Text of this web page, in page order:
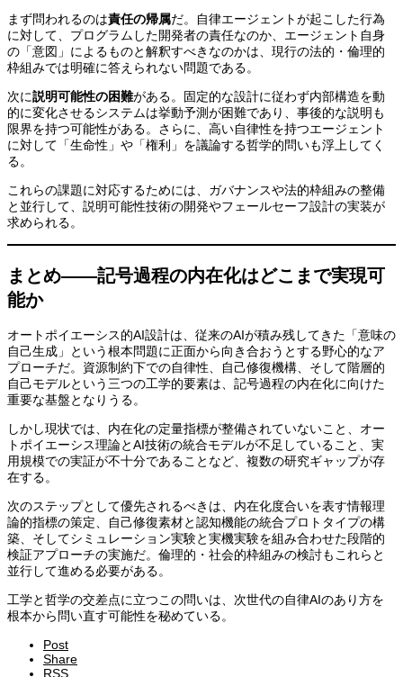
まず問われるのは責任の帰属だ。自律エージェントが起こした行為
に対して、プログラムした開発者の責任なのか、エージェント自身
の「意図」によるものと解釈すべきなのかは、現行の法的・倫理的
枠組みでは明確に答えられない問題である。
次に説明可能性の困難がある。固定的な設計に従わず内部構造を動
的に変化させるシステムは挙動予測が困難であり、事後的な説明も
限界を持つ可能性がある。さらに、高い自律性を持つエージェント
に対して「生命性」や「権利」を議論する哲学的問いも浮上してく
る。
これらの課題に対応するためには、ガバナンスや法的枠組みの整備
と並行して、説明可能性技術の開発やフェールセーフ設計の実装が
求められる。
まとめ——記号過程の内在化はどこまで実現可
能か
オートポイエーシス的AI設計は、従来のAIが積み残してきた「意味の
自己生成」という根本問題に正面から向き合おうとする野心的なア
プローチだ。資源制約下での自律性、自己修復機構、そして階層的
自己モデルという三つの工学的要素は、記号過程の内在化に向けた
重要な基盤となりうる。
しかし現状では、内在化の定量指標が整備されていないこと、オー
トポイエーシス理論とAI技術の統合モデルが不足していること、実
用規模での実証が不十分であることなど、複数の研究ギャップが存
在する。
次のステップとして優先されるべきは、内在化度合いを表す情報理
論的指標の策定、自己修復素材と認知機能の統合プロトタイプの構
築、そしてシミュレーション実験と実機実験を組み合わせた段階的
検証アプローチの実施だ。倫理的・社会的枠組みの検討もこれらと
並行して進める必要がある。
工学と哲学の交差点に立つこの問いは、次世代の自律AIのあり方を
根本から問い直す可能性を秘めている。
Post
Share
RSS